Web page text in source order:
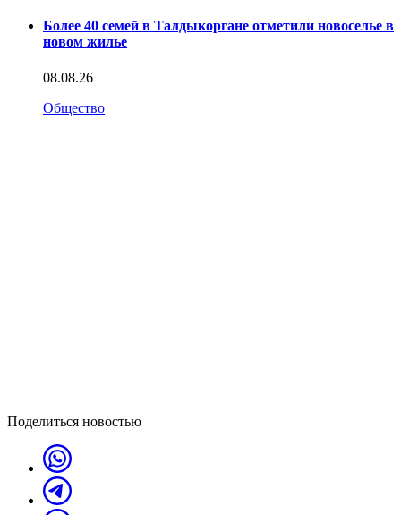
Более 40 семей в Талдыкоргане отметили новоселье в
новом жилье
08.08.26
Общество
Поделиться новостью